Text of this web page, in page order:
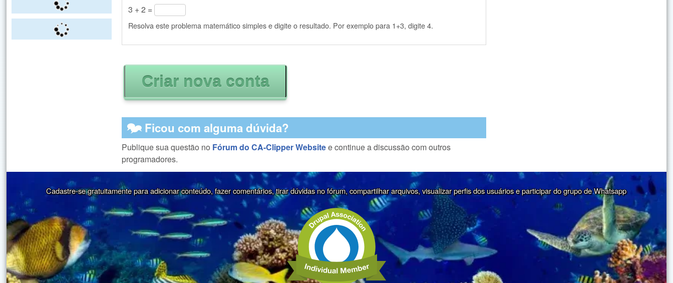
3 + 2 =
Resolva este problema matemático simples e digite o resultado. Por exemplo para 1+3, digite 4.
🗫 Ficou com alguma dúvida?
Publique sua questão no Fórum do CA-Clipper Websitee continue a discussão com outros
programadores.
Cadastre-se gratuitamente para adicionar conteúdo, fazer comentários, tirar dúvidas no fórum, compartilhar arquivos, visualizar perfis dos usuários e participar do grupo de Whatsapp